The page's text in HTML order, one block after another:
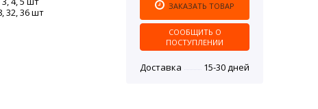
32, 36 шт
ЗАКАЗАТЬ ТОВАР
СООБЩИТЬ О
ПОСТУПЛЕНИИ
Доставка 15-30 дней